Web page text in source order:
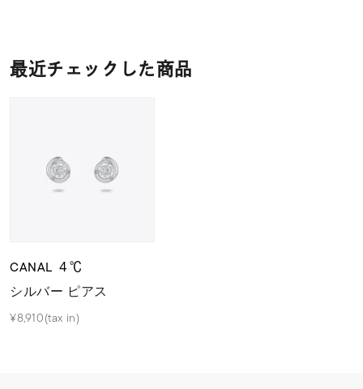
最近チェックした商品
CANAL ４℃
シルバー ピアス
¥8,910(tax in)